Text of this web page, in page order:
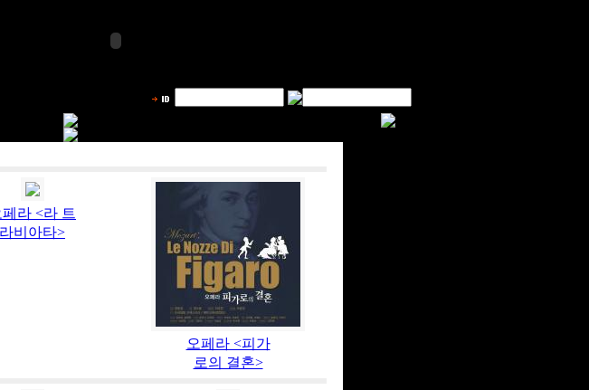
페라 <라 트
라비아타>
오페라 <피가
로의 결혼>